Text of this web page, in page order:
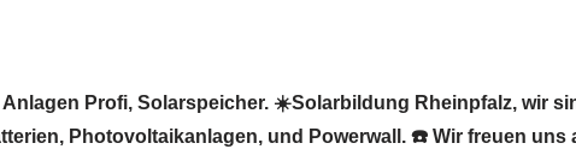
Profi, Solarspeicher. ☀️Solarbildung Rheinpfalz, wir
Photovoltaikanlagen, und Powerwall. ☎️ Wir freuen uns